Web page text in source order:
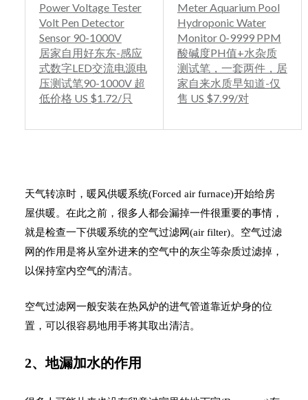
Power Voltage Tester
Volt Pen Detector
Sensor 90-1000V
居家自用好东东-感应
式数字LED交流电源电
压测试笔90-1000V 超
低价格 US $1.72/只
Meter Aquarium Pool
Hydroponic Water
Monitor 0-9999 PPM
酸碱度PH值+水杂质
测试笔，一套两件，居
家自来水质早知道-仅
售 US $7.99/对
天气转凉时，暖风供暖系统(Forced air furnace)开始给房
屋供暖。在此之前，很多人都会漏掉一件很重要的事情，
就是检查一下供暖系统的空气过滤网(air filter)。空气过滤
网的作用是将从室外进来的空气中的灰尘等杂质过滤掉，
以保持室内空气的清洁。
空气过滤网一般安装在热风炉的进气管道靠近炉身的位
置，可以很容易地用手将其取出清洁。
2、地漏加水的作用